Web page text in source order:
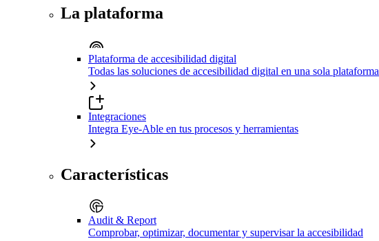
La plataforma
Plataforma de accesibilidad digital
Todas las soluciones de accesibilidad digital en una sola plataforma
Integraciones
Integra Eye-Able en tus procesos y herramientas
Características
Audit & Report
Comprobar, optimizar, documentar y supervisar la accesibilidad